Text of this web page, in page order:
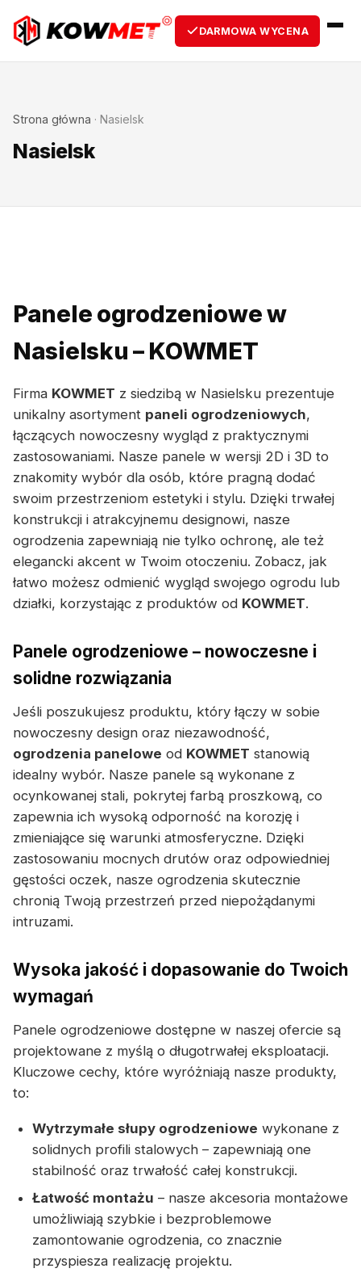
DARMOWA WYCENA
Strona główna · Nasielsk
Nasielsk
Panele ogrodzeniowe w
Nasielsku – KOWMET
Firma KOWMET z siedzibą w Nasielsku prezentuje
unikalny asortyment paneli ogrodzeniowych,
łączących nowoczesny wygląd z praktycznymi
zastosowaniami. Nasze panele w wersji 2D i 3D to
znakomity wybór dla osób, które pragną dodać
swoim przestrzeniom estetyki i stylu. Dzięki trwałej
konstrukcji i atrakcyjnemu designowi, nasze
ogrodzenia zapewniają nie tylko ochronę, ale też
elegancki akcent w Twoim otoczeniu. Zobacz, jak
łatwo możesz odmienić wygląd swojego ogrodu lub
działki, korzystając z produktów od KOWMET.
Panele ogrodzeniowe – nowoczesne i
solidne rozwiązania
Jeśli poszukujesz produktu, który łączy w sobie
nowoczesny design oraz niezawodność,
ogrodzenia panelowe od KOWMET stanowią
idealny wybór. Nasze panele są wykonane z
ocynkowanej stali, pokrytej farbą proszkową, co
zapewnia ich wysoką odporność na korozję i
zmieniające się warunki atmosferyczne. Dzięki
zastosowaniu mocnych drutów oraz odpowiedniej
gęstości oczek, nasze ogrodzenia skutecznie
chronią Twoją przestrzeń przed niepożądanymi
intruzami.
Wysoka jakość i dopasowanie do Twoich
wymagań
Panele ogrodzeniowe dostępne w naszej ofercie są
projektowane z myślą o długotrwałej eksploatacji.
Kluczowe cechy, które wyróżniają nasze produkty,
to:
Wytrzymałe słupy ogrodzeniowe wykonane z
solidnych profili stalowych – zapewniają one
stabilność oraz trwałość całej konstrukcji.
Łatwość montażu – nasze akcesoria montażowe
umożliwiają szybkie i bezproblemowe
zamontowanie ogrodzenia, co znacznie
przyspiesza realizację projektu.